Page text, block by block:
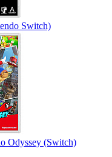
Switch)
Odyssey (Switch)